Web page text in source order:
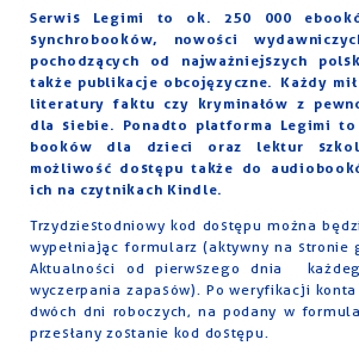
Serwis Legimi to ok. 250 000
synchrobooków, nowości
pochodzących od najważniejszych
także publikacje obcojęzyczne. Każdy
literatury faktu czy kryminałów z
dla siebie. Ponadto platforma Legimi
booków dla dzieci oraz lektur
możliwość dostępu także do
ich na czytnikach Kindle.
Trzydziestodniowy kod dostępu można
wypełniając formularz (aktywny na stronie
Aktualności od pierwszego dnia
wyczerpania zapasów). Po weryfikacji
dwóch dni roboczych, na podany w
przesłany zostanie kod dostępu.